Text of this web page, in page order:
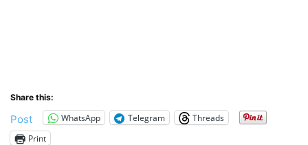
Share this:
Post WhatsApp Telegram
Threads
Print